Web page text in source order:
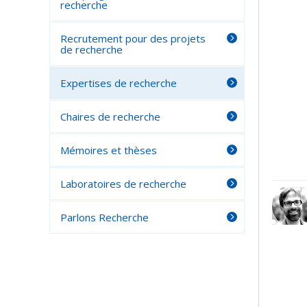
recherche
Recrutement pour des projets
de recherche
Expertises de recherche
Chaires de recherche
Mémoires et thèses
Laboratoires de recherche
Parlons Recherche